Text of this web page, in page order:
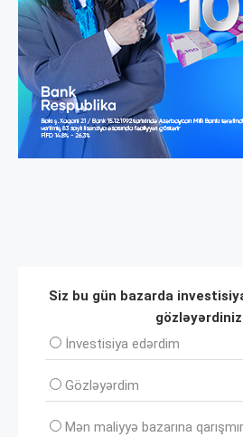
Siz bu gün bazarda
İnvеstisiya edərdim
Gözləyərdim
Mən maliyyə bazarına